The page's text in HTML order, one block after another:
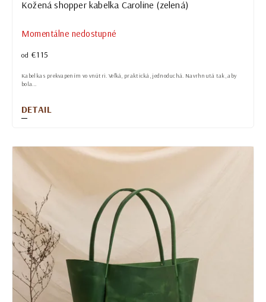
Kožená shopper kabelka Caroline (zelená)
Momentálne nedostupné
od €115
DETAIL
Kabelka s prekvapením vo vnútri. Veľká, praktická, jednoduchá. Navrhnutá tak, aby
bola...